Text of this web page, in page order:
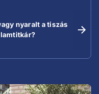
nyaralt a tiszás